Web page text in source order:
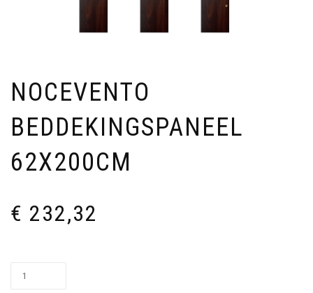
NOCEVENTO
BEDDEKINGSPANEEL
62X200CM
€ 232,32